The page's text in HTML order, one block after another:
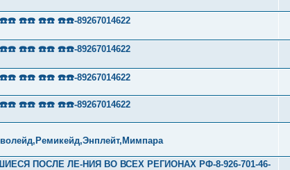
☎️☎️ ☎️☎️ ☎️☎️ ☎️☎️-89267014622
☎️☎️ ☎️☎️ ☎️☎️ ☎️☎️-89267014622
☎️☎️ ☎️☎️ ☎️☎️ ☎️☎️-89267014622
☎️☎️ ☎️☎️ ☎️☎️ ☎️☎️-89267014622
ПОСЛЕ ЛЕ-НИЯ ВО ВСЕХ РЕГИОНАХ РФ-8-926-701-46-